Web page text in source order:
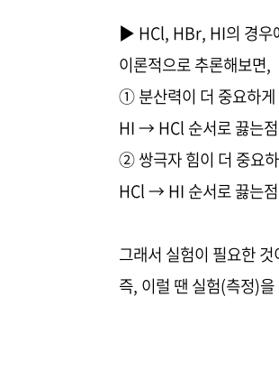
▶ HCl, HBr, HI의 경우
이론적으로 추론해보면,
① 분산력이 더 중요하게
HI → HCl 순서로 끓는
② 쌍극자 힘이 더 중요
HCl → HI 순서로 끓는
그래서 실험이 필요한 것
즉, 이럴 땐 실험(측정)